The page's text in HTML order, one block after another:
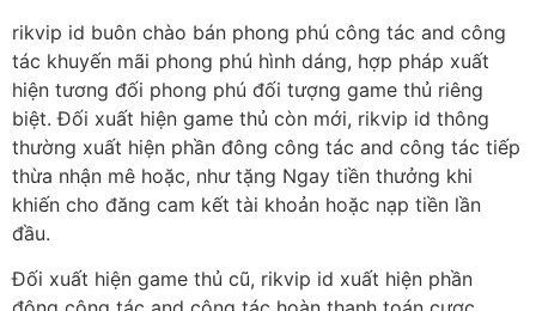
rikvip id buôn chào bán phong phú công tác and công
tác khuyến mãi phong phú hình dáng, hợp pháp xuất
hiện tương đối phong phú đối tượng game thủ riêng
biệt. Đối xuất hiện game thủ còn mới, rikvip id thông
thường xuất hiện phần đông công tác and công tác tiếp
thừa nhận mê hoặc, như tặng Ngay tiền thưởng khi
khiến cho đăng cam kết tài khoản hoặc nạp tiền lần
đầu.
Đối xuất hiện game thủ cũ, rikvip id xuất hiện phần